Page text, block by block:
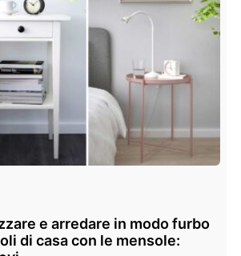
e arredare in modo furbo
di casa con le mensole: